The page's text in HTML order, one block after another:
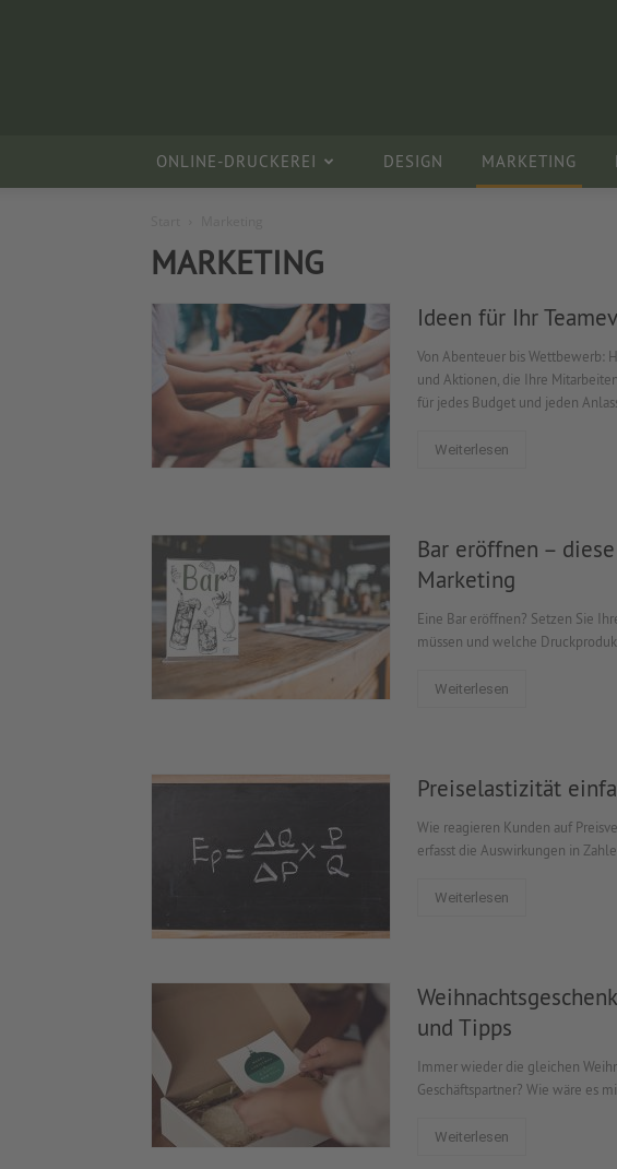
ONLINE-DRUCKEREI DESIGN MARKETING
MARKETING
Ideen für Ihr
Von Abenteuer bis Wettbewerb:
und Aktionen, die Ihre
für jedes Budget und jeden
Weiterlesen
Bar eröffnen –
Marketing
Eine Bar eröffnen? Setzen Sie
müssen und welche
Weiterlesen
Preiselastizität
Wie reagieren Kunden auf
erfasst die Auswirkungen in
Weiterlesen
und Tipps
Immer wieder die gleichen
Geschäftspartner? Wie wäre es
Weiterlesen